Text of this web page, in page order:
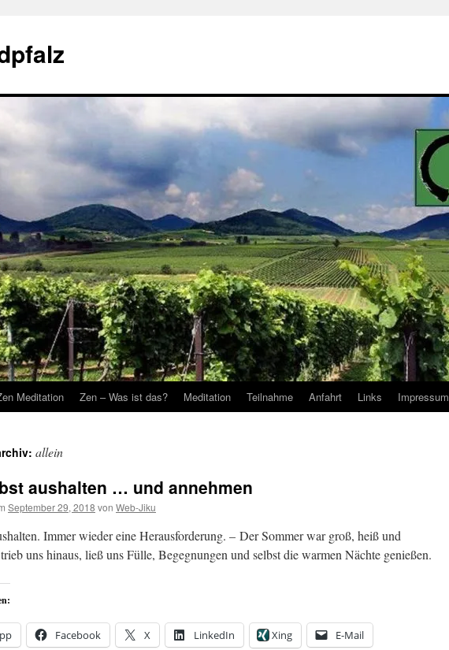
Meditation Zen – Was ist das? Meditation Teilnahme Anfahrt Links Impressum
allein
aushalten … und annehmen
September 29, 2018 von Web-Jiku
Immer wieder eine Herausforderung. – Der Sommer war groß, heiß und
uns hinaus, ließ uns Fülle, Begegnungen und selbst die warmen Nächte genießen.
Facebook X LinkedIn Xing E-Mail